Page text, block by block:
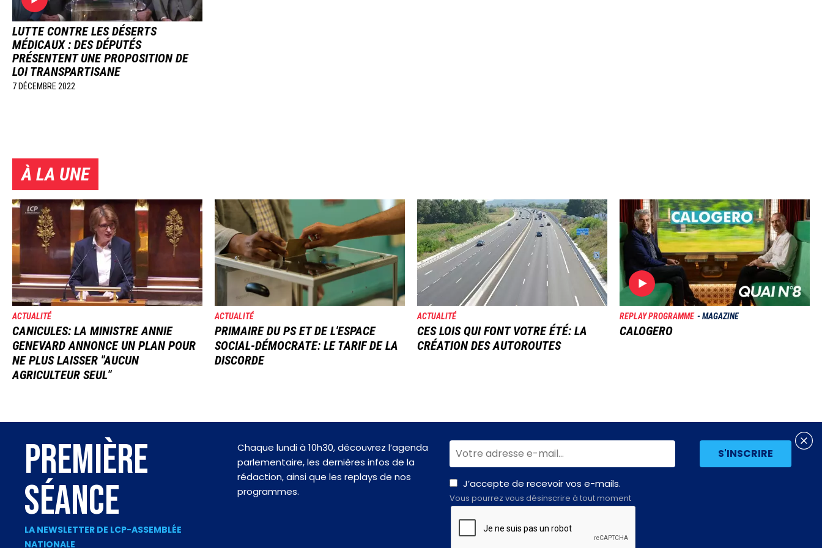
LUTTE CONTRE LES DÉSERTS
MÉDICAUX : DES DÉPUTÉS
PRÉSENTENT UNE PROPOSITION DE
LOI TRANSPARTISANE
7 DÉCEMBRE 2022
À LA UNE
Image
ACTUALITÉ
CANICULES: LA MINISTRE ANNIE
GENEVARD ANNONCE UN PLAN POUR
NE PLUS LAISSER "AUCUN
AGRICULTEUR SEUL"
Image
ACTUALITÉ
PRIMAIRE DU PS ET DE L'ESPACE
SOCIAL-DÉMOCRATE: LE TARIF DE LA
DISCORDE
Image
ACTUALITÉ
CES LOIS QUI FONT VOTRE ÉTÉ: LA
CRÉATION DES AUTOROUTES
Image
REPLAY PROGRAMME MAGAZINE
CALOGERO
PREMIÈRE
SÉANCE
LA NEWSLETTER DE LCP-ASSEMBLÉE
NATIONALE
Chaque lundi à 10h30, découvrez l’agenda
parlementaire, les dernières infos de la
rédaction, ainsi que les replays de nos
programmes.
J’accepte de recevoir vos e-mails.
Vous pourrez vous désinscrire à tout moment